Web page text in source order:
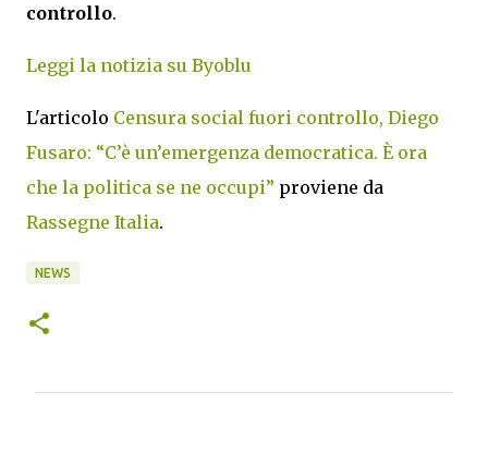
controllo.
Leggi la notizia su Byoblu
L'articolo Censura social fuori controllo, Diego
Fusaro: “C’è un’emergenza democratica. È ora
che la politica se ne occupi” proviene da
Rassegne Italia.
NEWS